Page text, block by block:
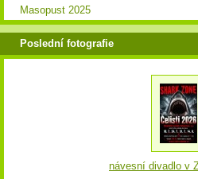
Masopust 2025
Poslední fotografie
návesní divadlo v